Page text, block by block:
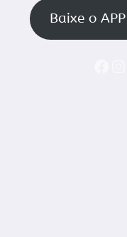
Baixe o